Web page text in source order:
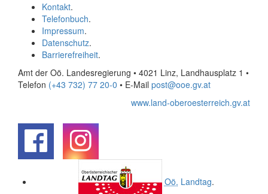
Kontakt.
Telefonbuch.
Impressum.
Datenschutz.
Barrierefreiheit.
Amt der Oö. Landesregierung • 4021 Linz, Landhausplatz 1 •
Telefon (+43 732) 77 20-0 • E-Mail post@ooe.gv.at
www.land-oberoesterreich.gv.at
Oö. Landtag.